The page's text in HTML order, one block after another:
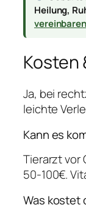
Heilung,
Kosten
Ja, bei
leichte
Kann es
Tierarzt vor
50-100€.
Was kostet